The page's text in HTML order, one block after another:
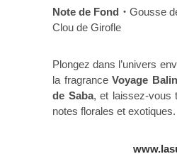
Note de Fond・ Gousse
Clou de Girofle
Plongez dans l’univers
la fragranceVoyage
de Saba, et laissez-vous
notes florales et exotiques.